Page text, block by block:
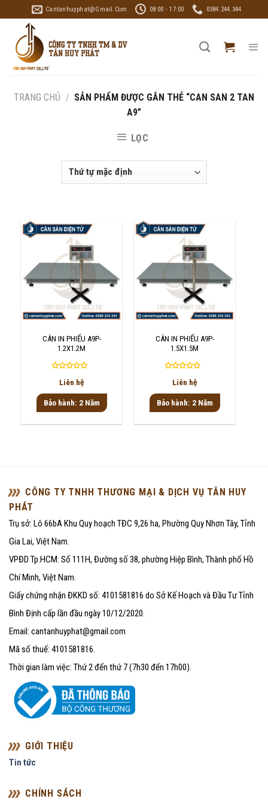
to
content
Cantanhuyphat@gmail.com 08:00 - 17:00 0384.244.344
TRANG CHỦ / SẢN PHẨM ĐƯỢC GẮN THẺ “CAN SAN 2 TAN
A9”
LỌC
CÂN IN PHIẾU A9P-
1.2X1.2M
Được
hạng
0
sao
Liên hệ
Bảo hành: 2 Năm
CÂN IN PHIẾU A9P-
1.5X1.5M
Được
hạng
0
sao
Liên hệ
Bảo hành: 2 Năm
CÔNG TY TNHH THƯƠNG MẠI & DỊCH VỤ TÂN HUY
PHÁT
Trụ sở: Lô 66bA Khu Quy hoạch TĐC 9,26 ha, Phường Quy Nhơn Tây, Tỉnh
Gia Lai, Việt Nam.
VPĐD Tp.HCM: Số 111H, Đường số 38, phường Hiệp Bình, Thành phố Hồ
Chí Minh, Việt Nam.
Giấy chứng nhận ĐKKD số: 4101581816 do Sở Kế Hoạch và Đầu Tư Tỉnh
Bình Định cấp lần đầu ngày 10/12/2020.
Email: cantanhuyphat@gmail.com
Mã số thuế: 4101581816.
Thời gian làm việc: Thứ 2 đến thứ 7 (7h30 đến 17h00).
GIỚI THIỆU
Tin tức
CHÍNH SÁCH